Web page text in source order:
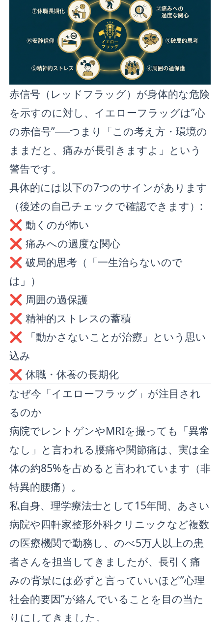
赤信号（レッドフラッグ）が身体的な危険
を示すのに対し、イエローフラッグは”心
の赤信号”──つまり「この考え方・環境の
ままだと、痛みが長引きますよ」という
警告です。
具体的には以下の7つのサインがあります
（後述の自己チェックで確認できます）:
❌ 動くのが怖い
❌ 痛みへの過度な関心
❌ 破局的思考（「一生治らないので
は」）
❌ 周囲の過保護
❌ 精神的ストレスの蓄積
❌ 「動かさないことが治療」という思い
込み
❌ 休職・休養の長期化
なぜ今「イエローフラッグ」が注目され
るのか
病院でレントゲンやMRIを撮っても「異常
なし」と言われる腰痛や関節痛は、実は全
体の約85%を占めると言われています（非
特異的腰痛）。
私自身、理学療法士として15年間、あさい
病院や四軒家整形外科クリニックなど複数
の医療機関で勤務し、のべ5万人以上の患
者さんを担当してきましたが、長引く痛
みの背景には必ずと言っていいほど”心理
社会的要因”が絡んでいることを目の当た
りにしてきました。